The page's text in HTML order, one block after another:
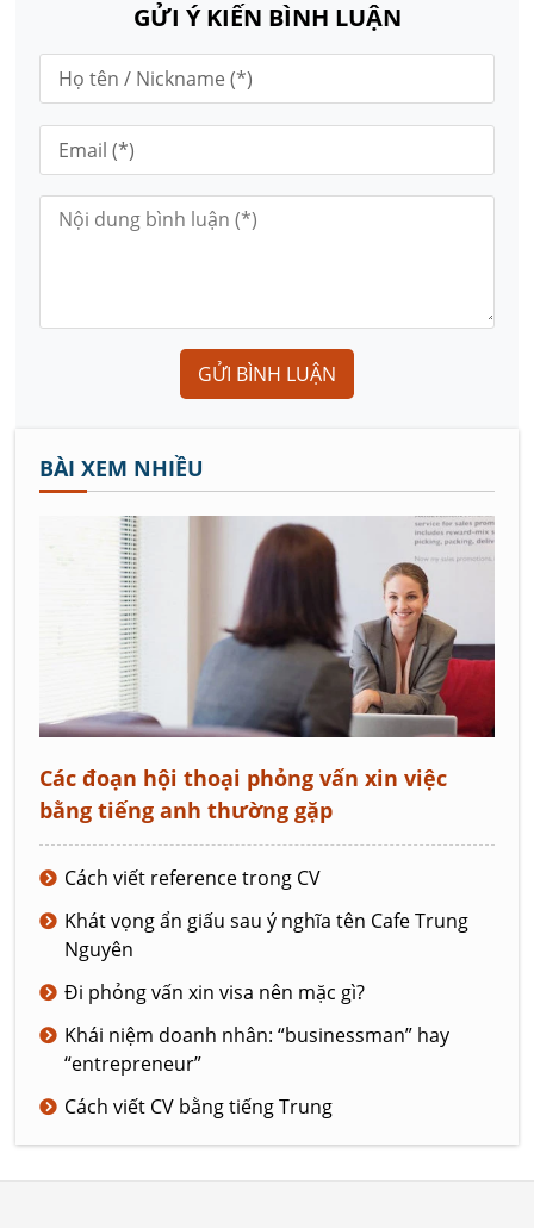
GỬI Ý KIẾN BÌNH LUẬN
GỬI BÌNH LUẬN
BÀI XEM NHIỀU
Các đoạn hội thoại phỏng vấn xin việc
bằng tiếng anh thường gặp
Cách viết reference trong CV
Khát vọng ẩn giấu sau ý nghĩa tên Cafe Trung
Nguyên
Đi phỏng vấn xin visa nên mặc gì?
Khái niệm doanh nhân: “businessman” hay
“entrepreneur”
Cách viết CV bằng tiếng Trung